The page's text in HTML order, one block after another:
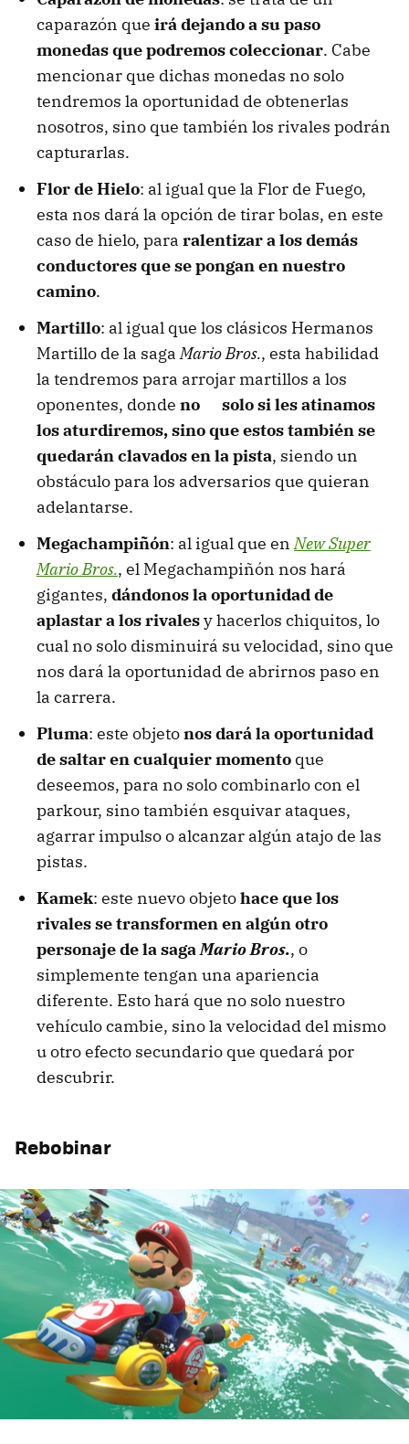
caparazón que irá dejando a su paso
monedas que podremos coleccionar. Cabe
mencionar que dichas monedas no solo
tendremos la oportunidad de obtenerlas
nosotros, sino que también los rivales podrán
capturarlas.
Flor de Hielo: al igual que la Flor de Fuego,
esta nos dará la opción de tirar bolas, en este
caso de hielo, para ralentizar a los demás
conductores que se pongan en nuestro
camino.
Martillo: al igual que los clásicos Hermanos
Martillo de la sagaMario Bros., esta habilidad
la tendremos para arrojar martillos a los
oponentes, donde no solo si les atinamos
los aturdiremos, sino que estos también se
quedarán clavados en la pista, siendo un
obstáculo para los adversarios que quieran
adelantarse.
Megachampiñón: al igual que enNew Super
Mario Bros., el Megachampiñón nos hará
gigantes, dándonos la oportunidad de
aplastar a los rivalesy hacerlos chiquitos, lo
cual no solo disminuirá su velocidad, sino que
nos dará la oportunidad de abrirnos paso en
la carrera.
Pluma: este objetonos dará la oportunidad
de saltar en cualquier momento que
deseemos, para no solo combinarlo con el
parkour, sino también esquivar ataques,
agarrar impulso o alcanzar algún atajo de las
pistas.
Kamek: este nuevo objetohace que los
rivales se transformen en algún otro
personaje de la sagaMario Bros., o
simplemente tengan una apariencia
diferente. Esto hará que no solo nuestro
vehículo cambie, sino la velocidad del mismo
u otro efecto secundario que quedará por
descubrir.
Rebobinar